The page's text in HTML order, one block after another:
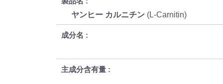
ヤンヒー カルニチン (L-Carnitin)
成分名
主成分含有量